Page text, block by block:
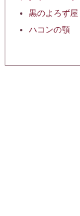
黒のよろず屋
ハコンの顎